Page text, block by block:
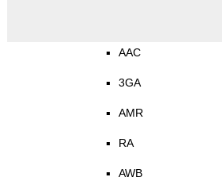
AAC
3GA
AMR
RA
AWB